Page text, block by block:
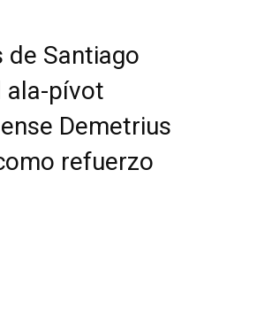
de Santiago
ala-pívot
Demetrius
refuerzo